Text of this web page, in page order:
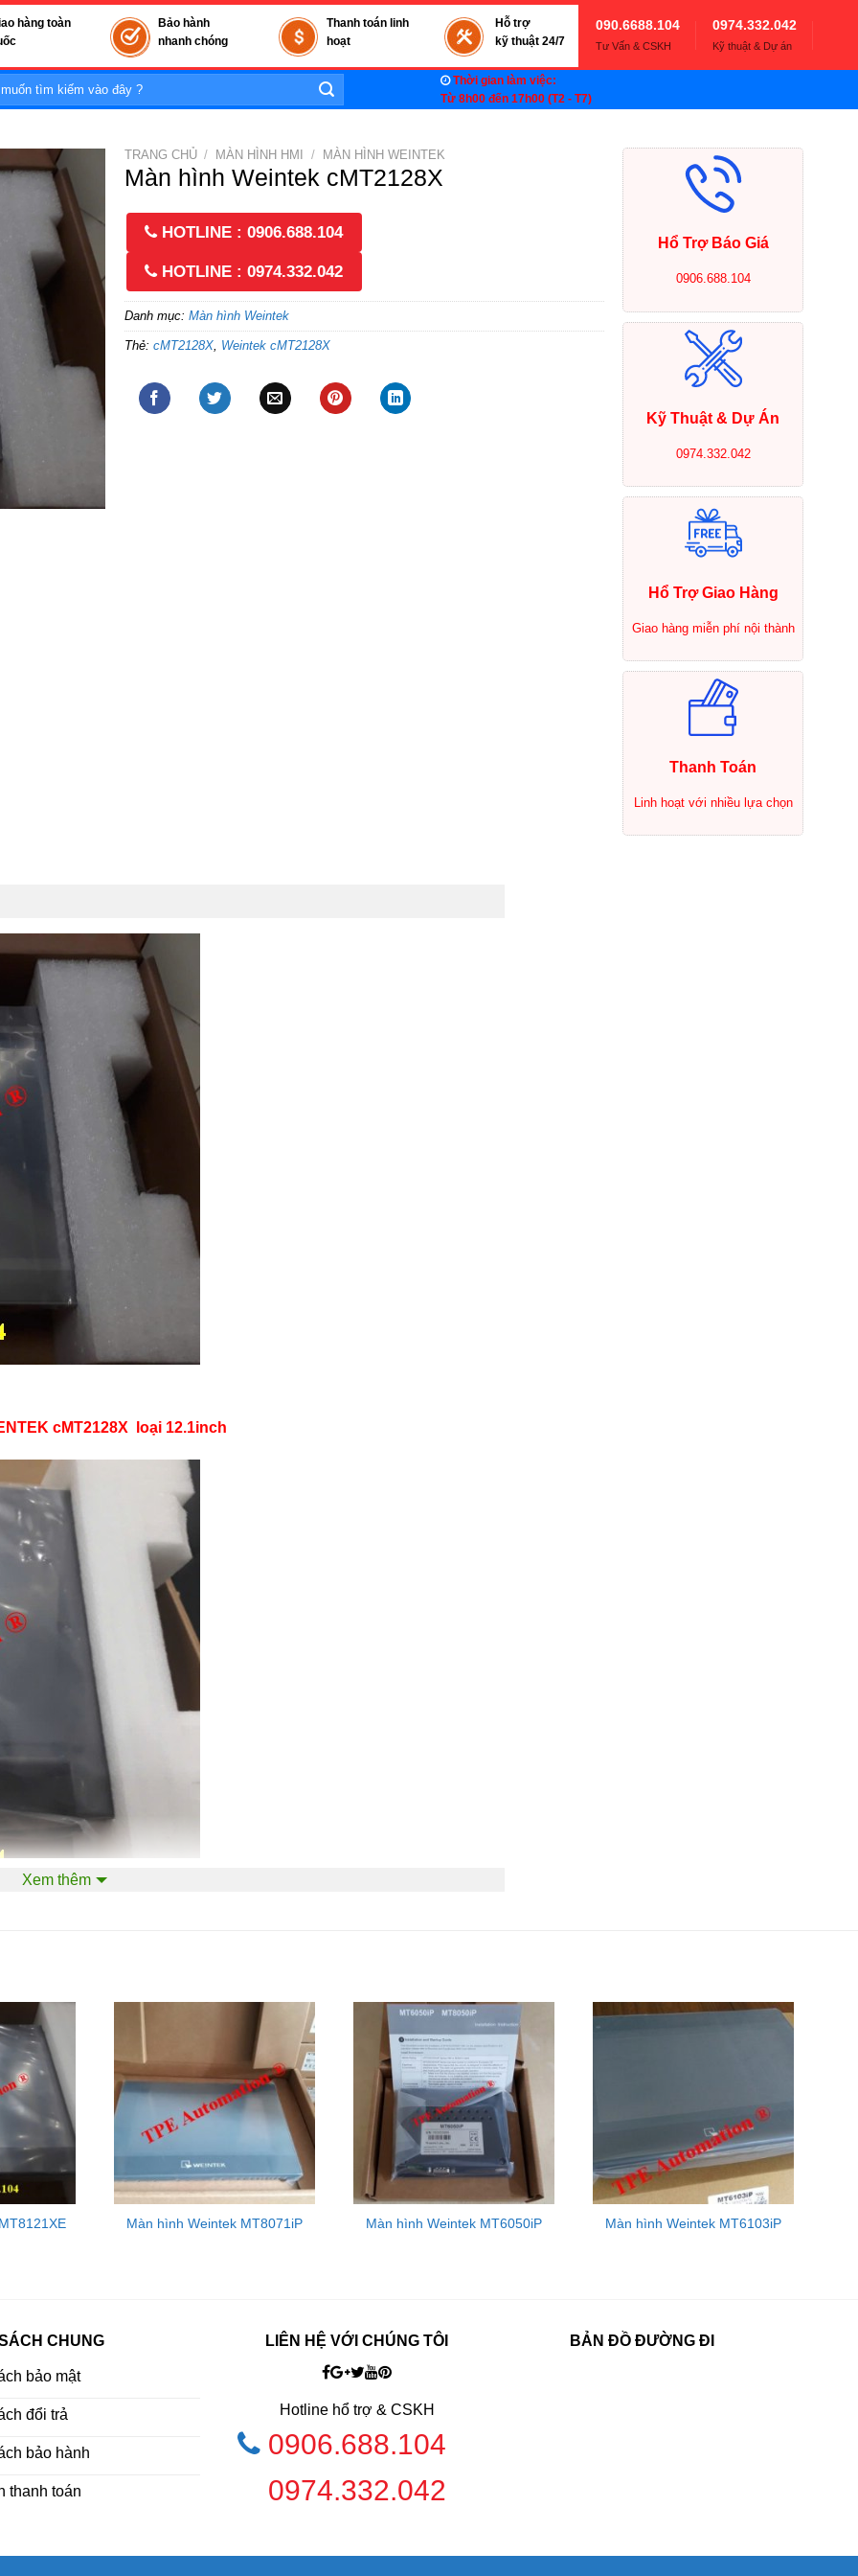
hàng toàn
Bảo hành
nhanh chóng
Thanh toán linh
hoạt
Hỗ trợ
kỹ thuật 24/7
090.6688.104
Tư Vấn & CSKH
0974.332.042
Kỹ thuật & Dự án
Thời gian làm việc:
Từ 8h00 đến 17h00 (T2 - T7)
TRANG CHỦ / MÀN HÌNH HMI / MÀN HÌNH WEINTEK
Màn hình Weintek cMT2128X
HOTLINE : 0906.688.104
HOTLINE : 0974.332.042
Danh mục: Màn hình Weintek
Thẻ: cMT2128X, Weintek cMT2128X
Hổ Trợ Báo Giá
0906.688.104
Kỹ Thuật & Dự Án
0974.332.042
Hổ Trợ Giao Hàng
Giao hàng miễn phí nội thành
Thanh Toán
Linh hoạt với nhiều lựa chọn
cMT2128X loại 12.1inch
Xem thêm
Màn hình Weintek MT8071iP Màn hình Weintek MT6050iP Màn hình Weintek MT6103iP
CHUNG
bảo mật
đổi trả
bảo hành
thanh toán
LIÊN HỆ VỚI CHÚNG TÔI
Hotline hổ trợ & CSKH
0906.688.104
0974.332.042
BẢN ĐỒ ĐƯỜNG ĐI